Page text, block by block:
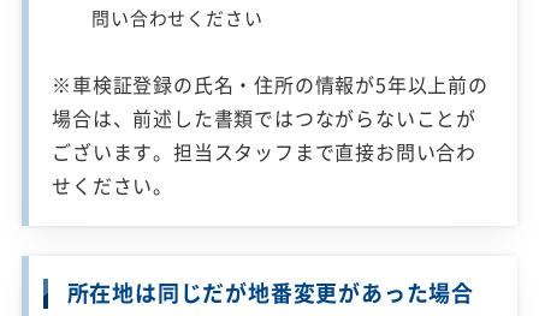
問い合わせください
※車検証登録の氏名・住所の情報が5年以上前の
場合は、前述した書類ではつながらないことが
ございます。担当スタッフまで直接お問い合わ
せください。
所在地は同じだが地番変更があった場合